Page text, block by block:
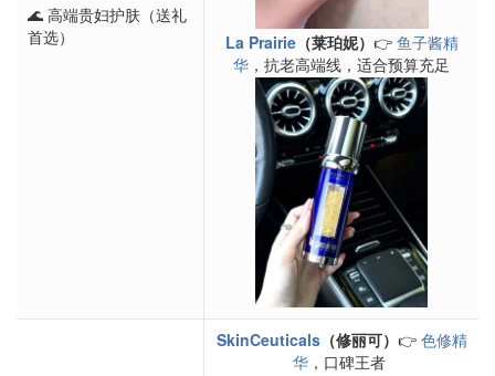
🌊 高端贵妇护肤（送礼
首选）
La Prairie（莱珀妮） 👉 鱼子酱精
华 ，抗老高端线，适合预算充足
SkinCeuticals（修丽可） 👉 色修精
华 ，口碑王者